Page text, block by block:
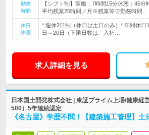
勤務
時間
【シフト制】実働：7時間15分休憩：45
平均残業20時間／月※残業等で勤務時間…
休日
休暇
* 週休2日制（休日は土日のみ）* 年間休日
日～20日（下限日数は、入社…
求人詳細を見る
日本国土開発株式会社 | 東証プライム上場/健康経
500）5年連続認定
《名古屋》学歴不問！【建築施工管理】